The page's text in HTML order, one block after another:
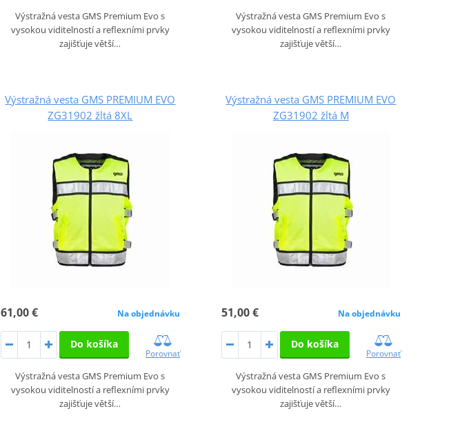
Výstražná vesta GMS Premium Evo s
vysokou viditelností a reflexními prvky
zajišťuje větší…
Výstražná vesta GMS Premium Evo s
vysokou viditelností a reflexními prvky
zajišťuje větší…
Výstražná vesta GMS PREMIUM EVO
ZG31902 žltá 8XL
61,00 € Na objednávku
Do košíka
Porovnať
Výstražná vesta GMS Premium Evo s
vysokou viditelností a reflexními prvky
zajišťuje větší…
Výstražná vesta GMS PREMIUM EVO
ZG31902 žltá M
51,00 € Na objednávku
Do košíka
Porovnať
Výstražná vesta GMS Premium Evo s
vysokou viditelností a reflexními prvky
zajišťuje větší…